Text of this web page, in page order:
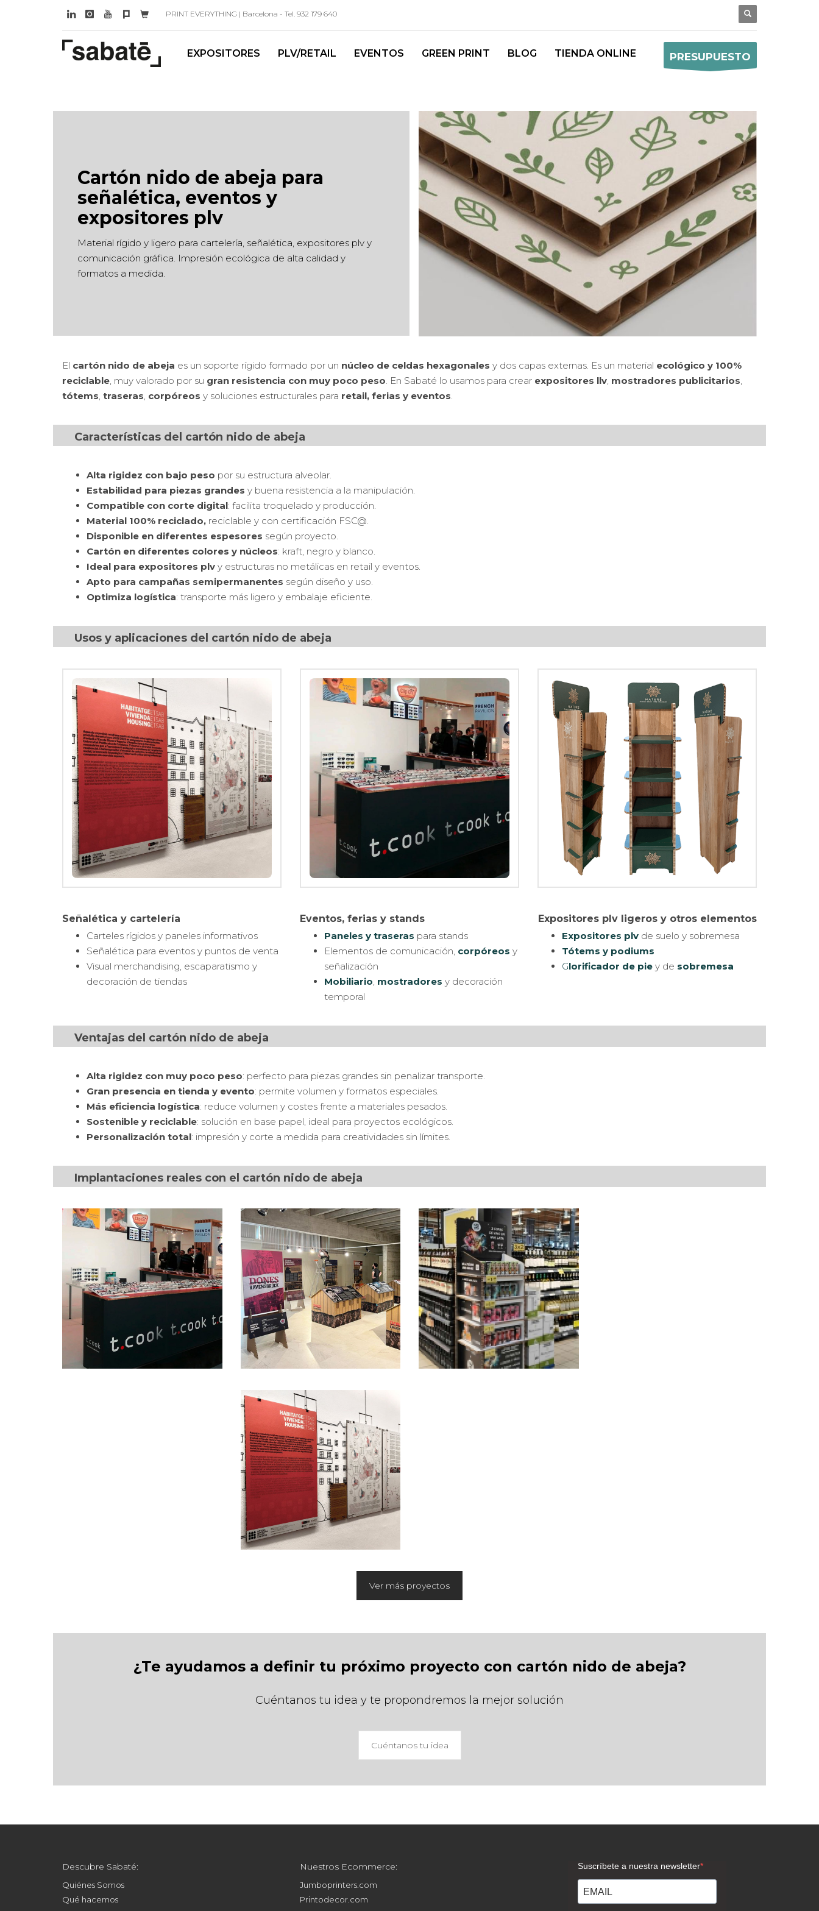
PRINT EVERYTHING | Barcelona - Tel. 932 179 640
EXPOSITORES PLV/RETAIL EVENTOS GREEN PRINT BLOG TIENDA ONLINE PRESUPUESTO
Cartón nido de abeja para
señalética, eventos y
expositores plv
Material rígido y ligero para cartelería, señalética, expositores plv y
comunicación gráfica. Impresión ecológica de alta calidad y
formatos a medida.
El cartón nido de abeja es un soporte rígido formado por un núcleo de celdas hexagonales y dos capas externas. Es un material ecológico y 100%
reciclable, muy valorado por su gran resistencia con muy poco peso. En Sabaté lo usamos para crear expositores llv, mostradores publicitarios,
tótems, traseras, corpóreos y soluciones estructurales para retail, ferias y eventos.
Características del cartón nido de abeja
Alta rigidez con bajo peso por su estructura alveolar.
Estabilidad para piezas grandes y buena resistencia a la manipulación.
Compatible con corte digital: facilita troquelado y producción.
Material 100% reciclado, reciclable y con certificación FSC@.
Disponible en diferentes espesores según proyecto.
Cartón en diferentes colores y núcleos: kraft, negro y blanco.
Ideal para expositores plv y estructuras no metálicas en retail y eventos.
Apto para campañas semipermanentes según diseño y uso.
Optimiza logística: transporte más ligero y embalaje eficiente.
Usos y aplicaciones del cartón nido de abeja
Señalética y cartelería
Carteles rígidos y paneles informativos
Señalética para eventos y puntos de venta
Visual merchandising, escaparatismo y
decoración de tiendas
Eventos, ferias y stands
Paneles y traseras para stands
Elementos de comunicación, corpóreos y
señalización
Mobiliario, mostradores y decoración
temporal
Expositores plv ligeros y otros elementos
Expositores plv de suelo y sobremesa
Tótems y podiums
Glorificador de pie y de sobremesa
Ventajas del cartón nido de abeja
Alta rigidez con muy poco peso: perfecto para piezas grandes sin penalizar transporte.
Gran presencia en tienda y evento: permite volumen y formatos especiales.
Más eficiencia logística: reduce volumen y costes frente a materiales pesados.
Sostenible y reciclable: solución en base papel, ideal para proyectos ecológicos.
Personalización total: impresión y corte a medida para creatividades sin límites.
Implantaciones reales con el cartón nido de abeja
Ver más proyectos
¿Te ayudamos a definir tu próximo proyecto con cartón nido de abeja?
Cuéntanos tu idea y te propondremos la mejor solución
Cuéntanos tu idea
Descubre Sabaté:
Quiénes Somos
Qué hacemos
Nuestros Ecommerce:
Jumboprinters.com
Printodecor.com